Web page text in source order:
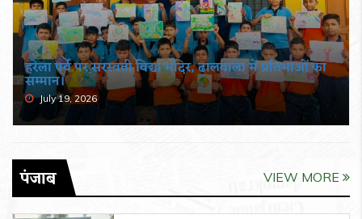
हरेला पर्व पर सरस्वती विद्या मंदिर, ढालवाला में प्रतिभाओं का
सम्मान।
July 19, 2026
पंजाब VIEW MORE